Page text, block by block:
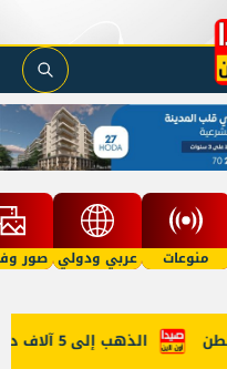
منوعات عربي ودولي صور
الذهب إلى 5 آلاف دولار في 2027؟